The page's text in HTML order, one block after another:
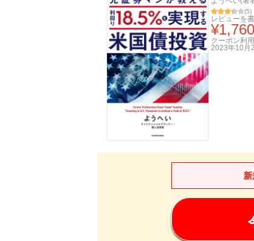
(5)
レビューを書
¥1,760
クーポン利
2023年10月
新